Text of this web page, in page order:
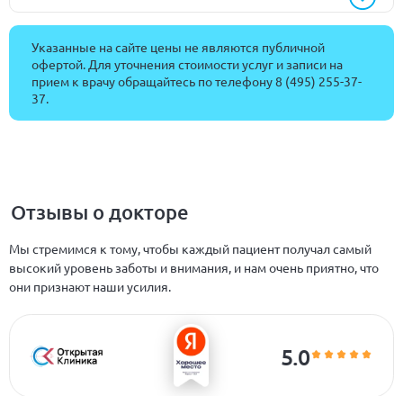
Указанные на сайте цены не являются публичной
офертой. Для уточнения стоимости услуг и записи на
прием к врачу обращайтесь по телефону8 (495) 255-37-
37.
Отзывы о докторе
Мы стремимся к тому, чтобы каждый пациент получал самый
высокий уровень заботы и внимания, и нам очень приятно, что
они признают наши усилия.
5.0